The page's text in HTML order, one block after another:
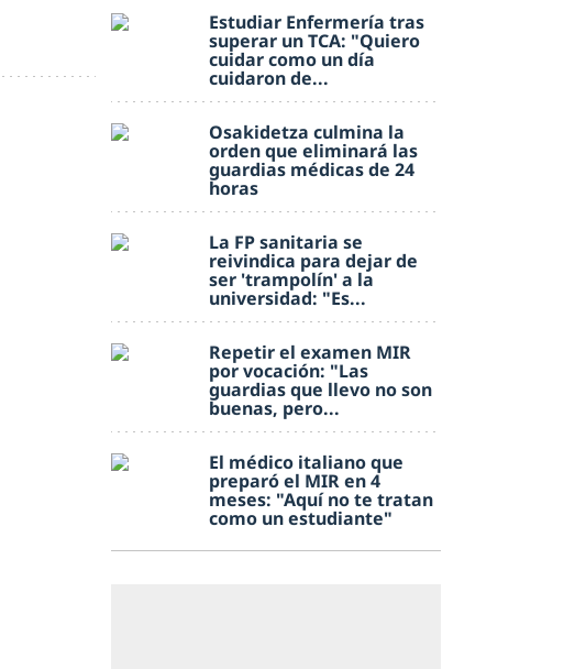
Estudiar Enfermería tras
superar un TCA: "Quiero
cuidar como un día
cuidaron de...
Osakidetza culmina la
orden que eliminará las
guardias médicas de 24
horas
La FP sanitaria se
reivindica para dejar de
ser 'trampolín' a la
universidad: "Es...
Repetir el examen MIR
por vocación: "Las
guardias que llevo no son
buenas, pero...
El médico italiano que
preparó el MIR en 4
meses: "Aquí no te tratan
como un estudiante"